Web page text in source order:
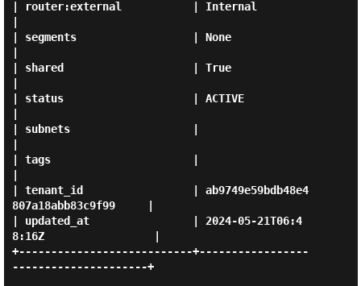
| router:external           | Internal
| segments                  | None
| shared                    | True
| status                    | ACTIVE
| subnets                   |
| tags                      |
| tenant_id                 | ab9749e59bdb48e4
807a18abb83c9f99     |
| updated_at                | 2024-05-21T06:4
8:16Z                 |
+---------------------------+-----------------
---------------------+